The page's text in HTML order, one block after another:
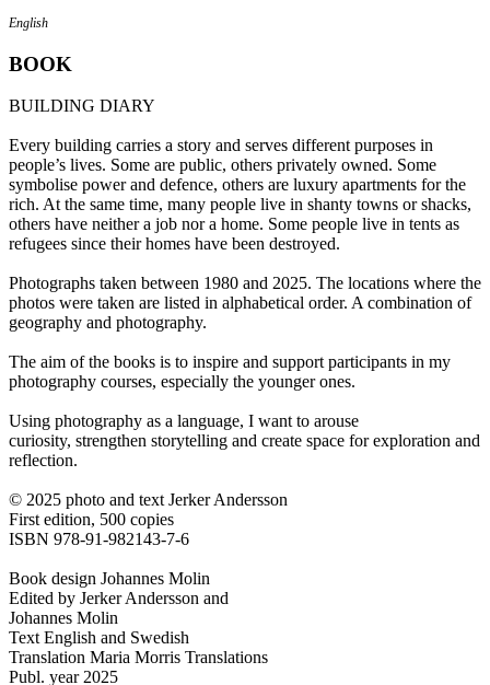
English
BOOK
BUILDING DIARY
Every building carries a story and serves different purposes in
people’s lives. Some are public, others privately owned. Some
symbolise power and defence, others are luxury apartments for the
rich. At the same time, many people live in shanty towns or shacks,
others have neither a job nor a home. Some people live in tents as
refugees since their homes have been destroyed.
Photographs taken between 1980 and 2025. The locations where the
photos were taken are listed in alphabetical order. A combination of
geography and photography.
The aim of the books is to inspire and support participants in my
photography courses, especially the younger ones.
Using photography as a language, I want to arouse
curiosity, strengthen storytelling and create space for exploration and
reflection.
© 2025 photo and text Jerker Andersson
First edition, 500 copies
ISBN 978-91-982143-7-6
Book design Johannes Molin
Edited by Jerker Andersson and
Johannes Molin
Text English and Swedish
Translation Maria Morris Translations
Publ. year 2025